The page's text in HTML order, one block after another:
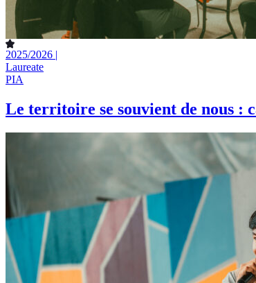
2025/2026 |
Laureate
PIA
Le territoire se souvient de nous :